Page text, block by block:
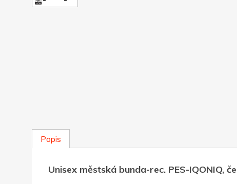
Popis
Unisex městská bunda-rec. PES-IQONIQ,